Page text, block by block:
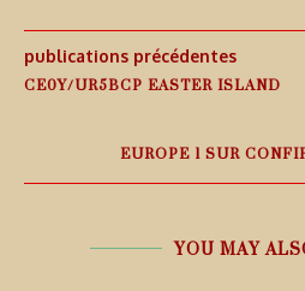
publications précédentes
CE0Y/UR5BCP EASTER ISLAND
EUROPE 1 SUR
YOU MAY